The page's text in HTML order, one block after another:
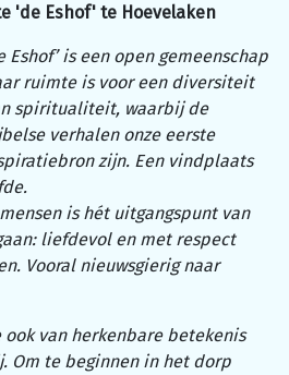
'de Eshof' te Hoevelaken
Eshof’ is een open gemeenschap
ruimte is voor een diversiteit
spiritualiteit, waarbij de
verhalen onze eerste
zijn. Een vindplaats
is hét uitgangspunt van
liefdevol en met respect
Vooral nieuwsgierig naar
ook van herkenbare betekenis
Om te beginnen in het dorp